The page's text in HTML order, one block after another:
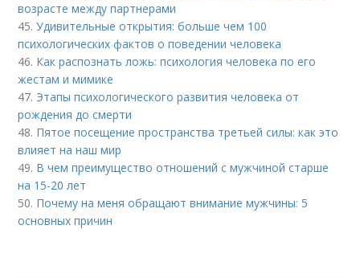
возрасте между партнерами
45.Удивительные открытия: больше чем 100
психологических фактов о поведении человека
46. Как распознать ложь: психология человека по его
жестам и мимике
47. Этапы психологического развития человека от
рождения до смерти
48. Пятое посещение пространства третьей силы: как это
влияет на наш мир
49. В чем преимущество отношений с мужчиной старше
на 15-20 лет
50. Почему на меня обращают внимание мужчины: 5
основных причин